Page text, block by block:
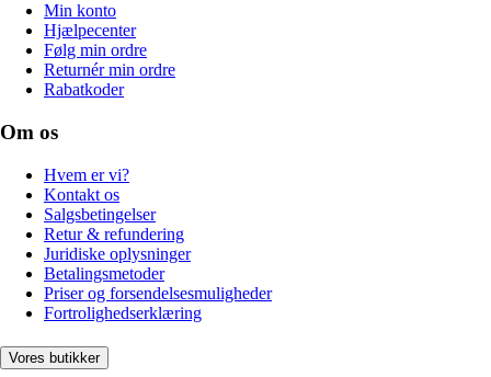
Min konto
Hjælpecenter
Følg min ordre
Returnér min ordre
Rabatkoder
Om os
Hvem er vi?
Kontakt os
Salgsbetingelser
Retur & refundering
Juridiske oplysninger
Betalingsmetoder
Priser og forsendelsesmuligheder
Fortrolighedserklæring
Vores butikker